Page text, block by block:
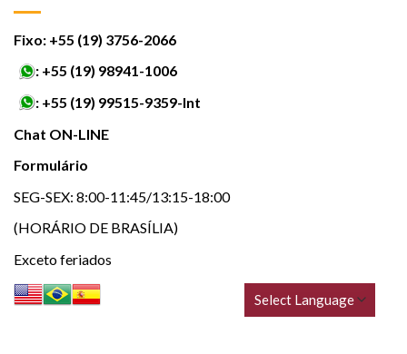
Fixo: +55 (19) 3756-2066
: +55 (19) 98941-1006
: +55 (19) 99515-9359-Int
Chat ON-LINE
Formulário
SEG-SEX: 8:00-11:45/13:15-18:00
(HORÁRIO DE BRASÍLIA)
Exceto feriados